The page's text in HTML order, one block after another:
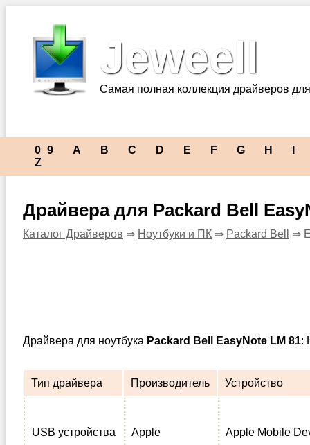
Jeweell
Самая полная коллекция драйверов
0_9 A B C D E F G H
Z
Драйвера для Packard Bell
Каталог Драйверов ⇒ Ноутбуки и ПК ⇒ Packard Bell ⇒
Драйвера для ноутбука Packard Bell EasyNote LM 81:
Тип драйвера Производитель Устройство
USB устройства Apple Apple Mobile